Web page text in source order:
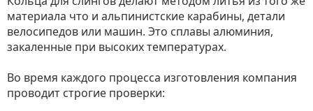
материала что и альпинистские карабины, детали
велосипедов или машин. Это сплавы алюминия,
закаленные при высоких температурах.
Во время каждого процесса изготовления компания
проводит строгие проверки: